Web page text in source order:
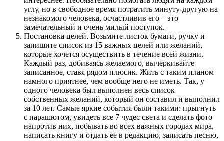
углу, но в свободное время потратить минуту-другую на
незнакомого человека, осчастливив его – это
замечательный и очень милый поступок.
Постановка целей. Возьмите листок бумаги, ручку и
запишите список из 15 важных целей или желаний,
которые хочется осуществить в течение всей жизни.
Каждый раз, добиваясь желаемого, вычеркивайте
записанное, ставя рядом плюсик. Жить с таким планом
намного приятнее, чем вообще него не иметь. Так, у
одного человека был выполнен весь список
собственных желаний, который он составил и выполнил
за 10 лет. Самые яркие события были такими: прыгнуть
с парашютом, увидеть все 7 чудес света и сделать фото
напротив них, побывать во всех важных городах мира,
написать книгу и отдать ее в редакцию, записать песню,